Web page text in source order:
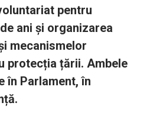
pentru
ani și organizarea
mecanismelor
protecția țării. Ambele
în Parlament, în